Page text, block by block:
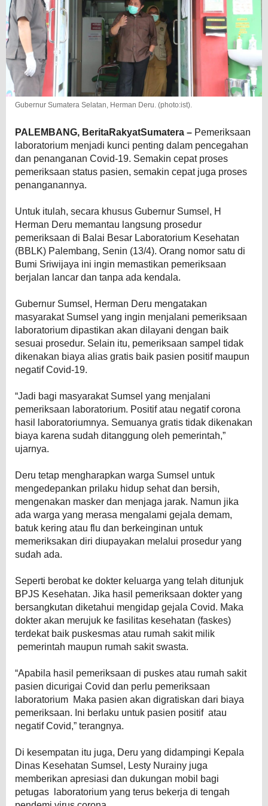
Gubernur Sumatera Selatan, Herman Deru. (photo:ist).
PALEMBANG, BeritaRakyatSumatera – Pemeriksaan
laboratorium menjadi kunci penting dalam pencegahan
dan penanganan Covid-19. Semakin cepat proses
pemeriksaan status pasien, semakin cepat juga proses
penanganannya.
Untuk itulah, secara khusus Gubernur Sumsel, H
Herman Deru memantau langsung prosedur
pemeriksaan di Balai Besar Laboratorium Kesehatan
(BBLK) Palembang, Senin (13/4). Orang nomor satu di
Bumi Sriwijaya ini ingin memastikan pemeriksaan
berjalan lancar dan tanpa ada kendala.
Gubernur Sumsel, Herman Deru mengatakan
masyarakat Sumsel yang ingin menjalani pemeriksaan
laboratorium dipastikan akan dilayani dengan baik
sesuai prosedur. Selain itu, pemeriksaan sampel tidak
dikenakan biaya alias gratis baik pasien positif maupun
negatif Covid-19.
“Jadi bagi masyarakat Sumsel yang menjalani
pemeriksaan laboratorium. Positif atau negatif corona
hasil laboratoriumnya. Semuanya gratis tidak dikenakan
biaya karena sudah ditanggung oleh pemerintah,”
ujarnya.
Deru tetap mengharapkan warga Sumsel untuk
mengedepankan prilaku hidup sehat dan bersih,
mengenakan masker dan menjaga jarak. Namun jika
ada warga yang merasa mengalami gejala demam,
batuk kering atau flu dan berkeinginan untuk
memeriksakan diri diupayakan melalui prosedur yang
sudah ada.
Seperti berobat ke dokter keluarga yang telah ditunjuk
BPJS Kesehatan. Jika hasil pemeriksaan dokter yang
bersangkutan diketahui mengidap gejala Covid. Maka
dokter akan merujuk ke fasilitas kesehatan (faskes)
terdekat baik puskesmas atau rumah sakit milik
pemerintah maupun rumah sakit swasta.
“Apabila hasil pemeriksaan di puskes atau rumah sakit
pasien dicurigai Covid dan perlu pemeriksaan
laboratorium Maka pasien akan digratiskan dari biaya
pemeriksaan. Ini berlaku untuk pasien positif atau
negatif Covid,” terangnya.
Di kesempatan itu juga, Deru yang didampingi Kepala
Dinas Kesehatan Sumsel, Lesty Nurainy juga
memberikan apresiasi dan dukungan mobil bagi
petugas laboratorium yang terus bekerja di tengah